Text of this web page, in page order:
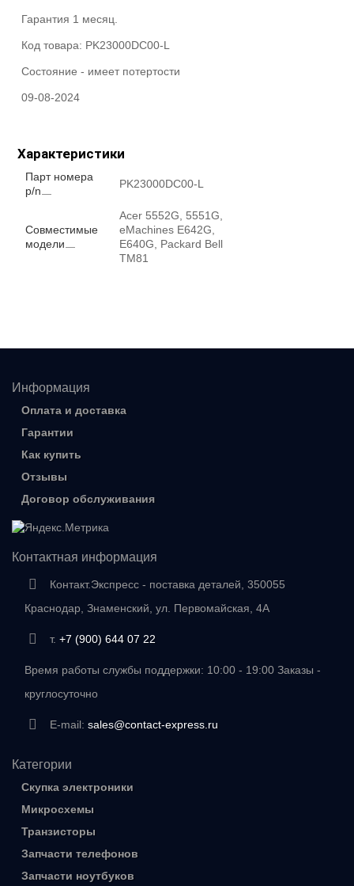
Гарантия 1 месяц.
Код товара: PK23000DC00-L
Состояние - имеет потертости
09-08-2024
Характеристики
Парт номера
p/n
PK23000DC00-L
Совместимые
модели
Acer 5552G, 5551G,
eMachines E642G,
E640G, Packard Bell
TM81
Информация
Оплата и доставка
Гарантии
Как купить
Отзывы
Договор обслуживания
Контактная информация
Контакт.Экспресс - поставка деталей, 350055
Краснодар, Знаменский, ул. Первомайская, 4А
т. +7 (900) 644 07 22
Время работы службы поддержки: 10:00 - 19:00 Заказы -
круглосуточно
E-mail: sales@contact-express.ru
Категории
Скупка электроники
Микросхемы
Транзисторы
Запчасти телефонов
Запчасти ноутбуков